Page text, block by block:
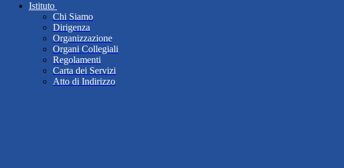
Istituto
Chi Siamo
Dirigenza
Organizzazione
Organi Collegiali
Regolamenti
Carta dei Servizi
Atto di Indirizzo